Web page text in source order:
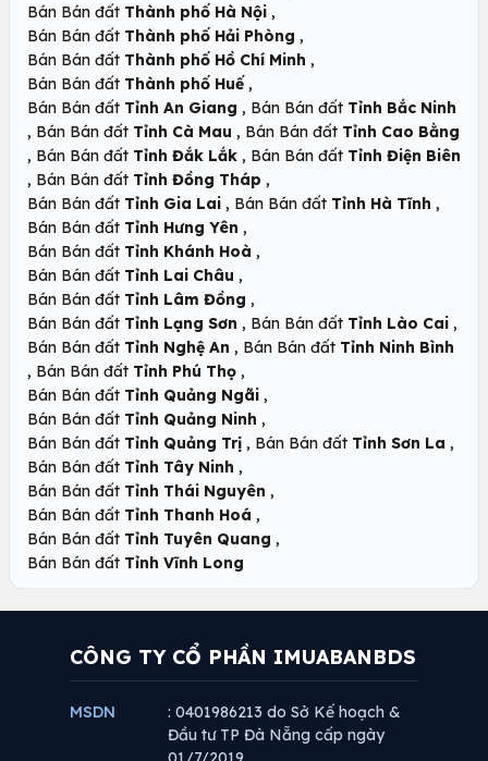
Bán Bán đất Thành phố Hà Nội ,
Bán Bán đất Thành phố Hải Phòng ,
Bán Bán đất Thành phố Hồ Chí Minh ,
Bán Bán đất Thành phố Huế ,
Bán Bán đất Tỉnh An Giang , Bán Bán đất Tỉnh Bắc Ninh
, Bán Bán đất Tỉnh Cà Mau , Bán Bán đất Tỉnh Cao Bằng
, Bán Bán đất Tỉnh Đắk Lắk , Bán Bán đất Tỉnh Điện Biên
, Bán Bán đất Tỉnh Đồng Tháp ,
Bán Bán đất Tỉnh Gia Lai , Bán Bán đất Tỉnh Hà Tĩnh ,
Bán Bán đất Tỉnh Hưng Yên ,
Bán Bán đất Tỉnh Khánh Hoà ,
Bán Bán đất Tỉnh Lai Châu ,
Bán Bán đất Tỉnh Lâm Đồng ,
Bán Bán đất Tỉnh Lạng Sơn , Bán Bán đất Tỉnh Lào Cai ,
Bán Bán đất Tỉnh Nghệ An , Bán Bán đất Tỉnh Ninh Bình
, Bán Bán đất Tỉnh Phú Thọ ,
Bán Bán đất Tỉnh Quảng Ngãi ,
Bán Bán đất Tỉnh Quảng Ninh ,
Bán Bán đất Tỉnh Quảng Trị , Bán Bán đất Tỉnh Sơn La ,
Bán Bán đất Tỉnh Tây Ninh ,
Bán Bán đất Tỉnh Thái Nguyên ,
Bán Bán đất Tỉnh Thanh Hoá ,
Bán Bán đất Tỉnh Tuyên Quang ,
Bán Bán đất Tỉnh Vĩnh Long
CÔNG TY CỔ PHẦN IMUABANBDS
MSDN
: 0401986213 do Sở Kế hoạch &
Đầu tư TP Đà Nẵng cấp ngày